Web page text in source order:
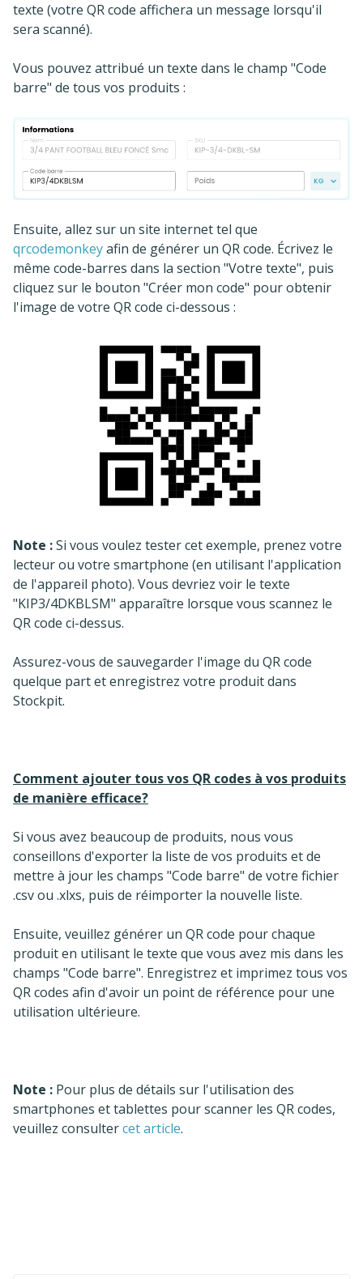
texte (votre QR code affichera un message lorsqu'il
sera scanné).
Vous pouvez attribué un texte dans le champ "Code
barre" de tous vos produits :
Ensuite, allez sur un site internet tel que
qrcodemonkeyafin de générer un QR code. Écrivez le
même code-barres dans la section "Votre texte", puis
cliquez sur le bouton "Créer mon code" pour obtenir
l'image de votre QR code ci-dessous :
Note :Si vous voulez tester cet exemple, prenez votre
lecteur ou votre smartphone (en utilisant l'application
de l'appareil photo). Vous devriez voir le texte
"KIP3/4DKBLSM" apparaître lorsque vous scannez le
QR code ci-dessus.
Assurez-vous de sauvegarder l'image du QR code
quelque part et enregistrez votre produit dans
Stockpit.
Comment ajouter tous vos QR codes à vos produits
de manière efficace?
Si vous avez beaucoup de produits, nous vous
conseillons d'exporter la liste de vos produits et de
mettre à jour les champs "Code barre" de votre fichier
.csv ou .xlxs, puis de réimporter la nouvelle liste.
Ensuite, veuillez générer un QR code pour chaque
produit en utilisant le texte que vous avez mis dans les
champs "Code barre". Enregistrez et imprimez tous vos
QR codes afin d'avoir un point de référence pour une
utilisation ultérieure.
Note : Pour plus de détails sur l'utilisation des
smartphones et tablettes pour scanner les QR codes,
veuillez consultercet article.